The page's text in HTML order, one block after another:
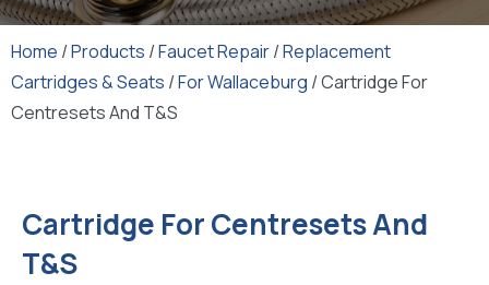
Home /Products /Faucet Repair/Replacement
Cartridges & Seats /For Wallaceburg / Cartridge For
Centresets And T&S
Cartridge For Centresets And
T&S